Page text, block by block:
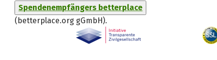
Spendenempfängers betterplace
(betterplace.org gGmbH).